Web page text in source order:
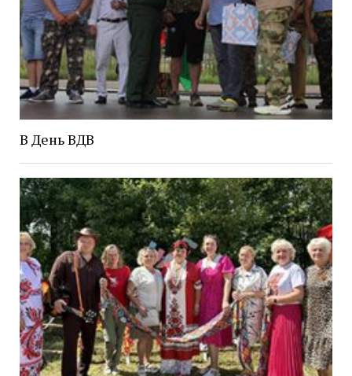
В День ВДВ